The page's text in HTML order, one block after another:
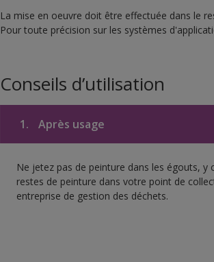
La mise en oeuvre doit être effectuée dans le
Pour toute précision sur les systèmes
Conseils d’utilisation
1. Après usage
Ne jetez pas de peinture dans les égouts,
restes de peinture dans votre point de
entreprise de gestion des déchets.